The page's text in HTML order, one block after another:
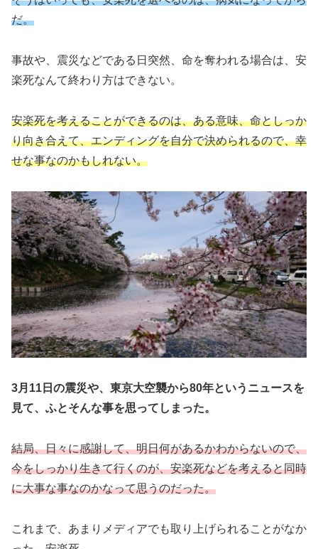
だ。
事故や、震災などである日突然、命を奪われる場合は、安
楽死なんて終わり方はできない。
安楽死を考えることができるのは、ある意味、命としっか
り向き合えて、エンディングを自分で決められるので、幸
せな事なのかもしれない。
3月11日の震災や、東京大空襲から80年というニュースを
見て、ふとそんな事を思ってしまった。
結局、日々に感謝して、明日何があるかわからないので、
今をしっかり生きて行くのが、安楽死などを考えると同時
に大事な事なのかなって思うのだった。
これまで、あまりメディアでも取り上げられることがなか